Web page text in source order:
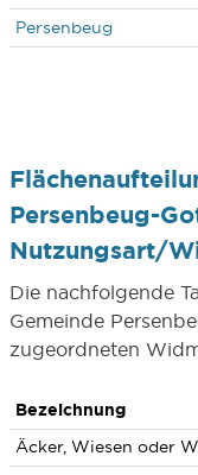
Persenbeug
Persenbeug-
Nutzungsart/
Die nachfolgende
Gemeinde
zugeordneten
Bezeichnung
Äcker, Wiesen oder